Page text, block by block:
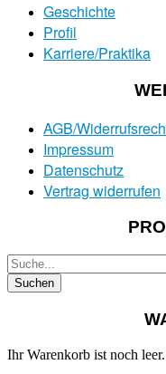
Geschichte
Profil
Karriere/Praktika
AGB/
Impressum
Datenschutz
Vertrag widerrufen
Ihr Warenkorb ist noch leer.